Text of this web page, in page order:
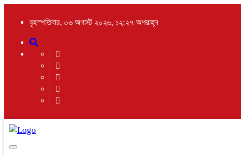
বৃহস্পতিবার, ০৬ অগাস্ট ২০২৬, ১২:২৭ অপরাহ্ন
Toggle